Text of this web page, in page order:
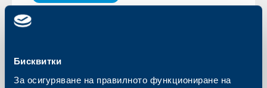
Бисквитки
За осигуряване на правилното функциониране на
Фондовете на УД „КВС Управление
Мениджмънт“ НВ
31 януари 2023